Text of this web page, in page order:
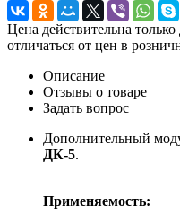
Цена действительна
отличаться от цен в
Описание
Отзывы о товаре
Задать вопрос
Дополнительный
ДК-5.
Применяемость: